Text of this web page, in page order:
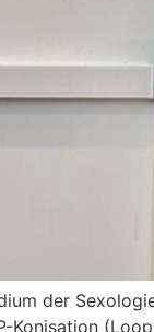
der
Konisation